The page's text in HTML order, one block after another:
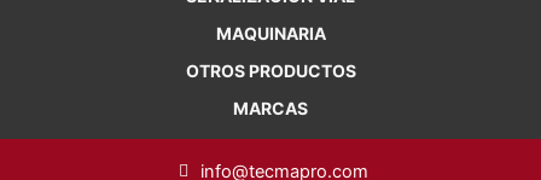
MAQUINARIA
OTROS PRODUCTOS
MARCAS
info@tecmapro.com